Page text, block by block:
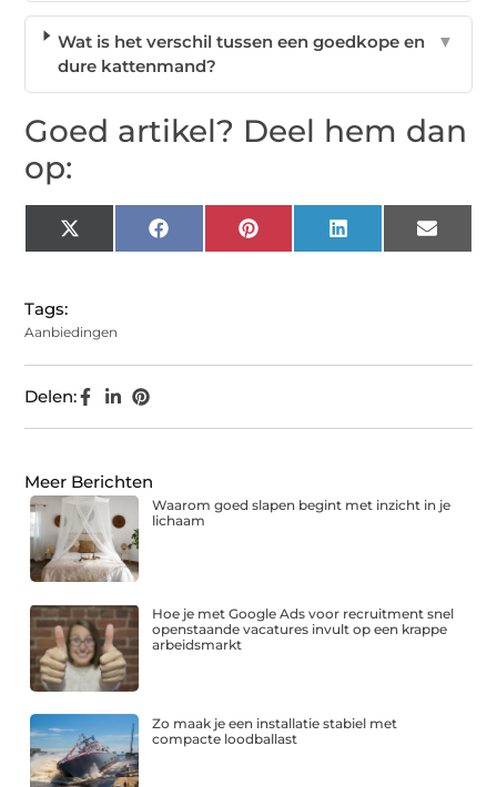
Wat is het verschil tussen een goedkope en
dure kattenmand?
▼
Goed artikel? Deel hem dan
op:
X
(Twitter)
Facebook Pinterest LinkedIn Email
Tags:
Aanbiedingen
Delen:
Meer Berichten
Waarom goed slapen begint met inzicht in je
lichaam
Hoe je met Google Ads voor recruitment snel
openstaande vacatures invult op een krappe
arbeidsmarkt
Zo maak je een installatie stabiel met
compacte loodballast